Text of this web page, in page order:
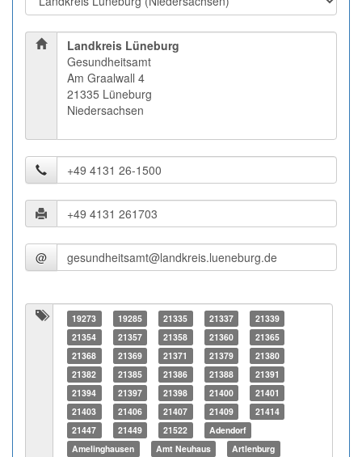
Landkreis Lüneburg
Gesundheitsamt
Am Graalwall 4
21335 Lüneburg
Niedersachsen
@
19273 19285 21335 21337
21339
21354
21357 21358 21360
21365
21368
21369 21371 21379
21380
21382
21385 21386 21388
21391
21394
21397 21398 21400
21401
21403
21406 21407 21409
21414
21447
21449 21522
Adendorf
Amelinghausen
Amt Neuhaus Artlenburg